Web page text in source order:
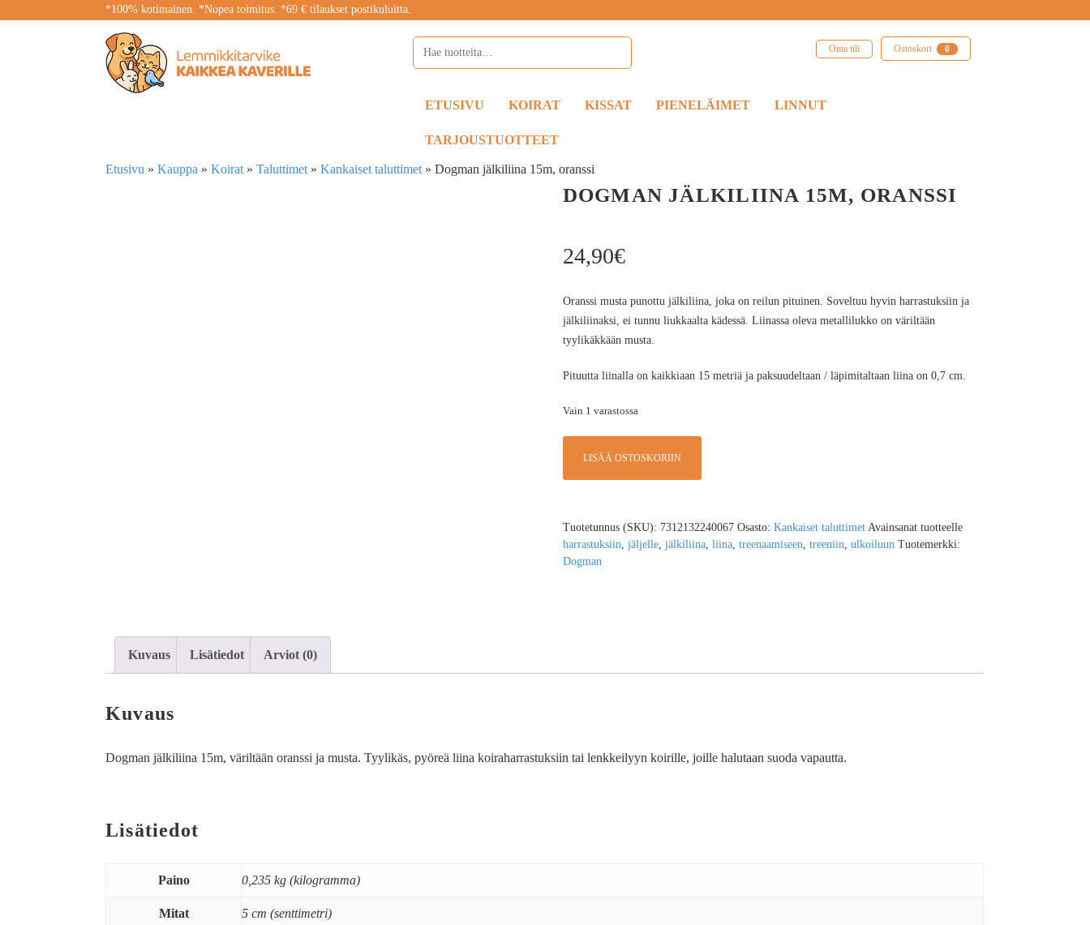
*100% kotimainen. *Nopea toimitus. *69 € tilaukset postikuluitta.
Oma tili Ostoskori 0
ETUSIVU KOIRAT KISSAT PIENELÄIMET LINNUT
TARJOUSTUOTTEET
Etusivu »Kauppa »Koirat »Taluttimet »Kankaiset taluttimet »Dogman jälkiliina 15m, oranssi
DOGMAN JÄLKILIINA 15M, ORANSSI
24,90€
Oranssi musta punottu jälkiliina, joka on reilun pituinen. Soveltuu hyvin harrastuksiin ja
jälkiliinaksi, ei tunnu liukkaalta kädessä. Liinassa oleva metallilukko on väriltään
tyylikäkkään musta.
Pituutta liinalla on kaikkiaan 15 metriä ja paksuudeltaan / läpimitaltaan liina on 0,7 cm.
Vain 1 varastossa
LISÄÄ OSTOSKORIIN
Tuotetunnus (SKU): 7312132240067 Osasto: Kankaiset taluttimet Avainsanat tuotteelle
harrastuksiin, jäljelle, jälkiliina, liina, treenaamiseen, treeniin, ulkoiluun Tuotemerkki:
Dogman
Kuvaus Lisätiedot Arviot (0)
Kuvaus
Dogman jälkiliina 15m, väriltään oranssi ja musta. Tyylikäs, pyöreä liina koiraharrastuksiin tai lenkkeilyyn koirille, joille halutaan suoda vapautta.
Lisätiedot
Paino 0,235 kg (kilogramma)
Mitat 5 cm (senttimetri)